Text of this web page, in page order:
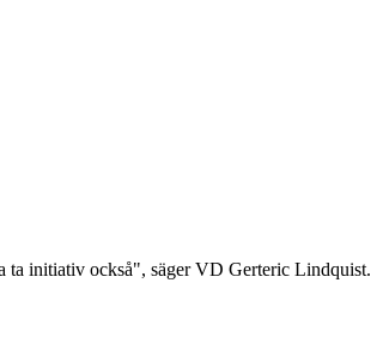
ta initiativ också", säger VD Gerteric Lindquist.